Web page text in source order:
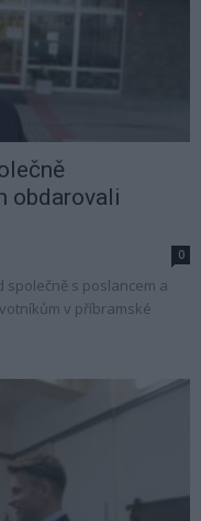
obdarovali
0
společně s poslancem a
v příbramské